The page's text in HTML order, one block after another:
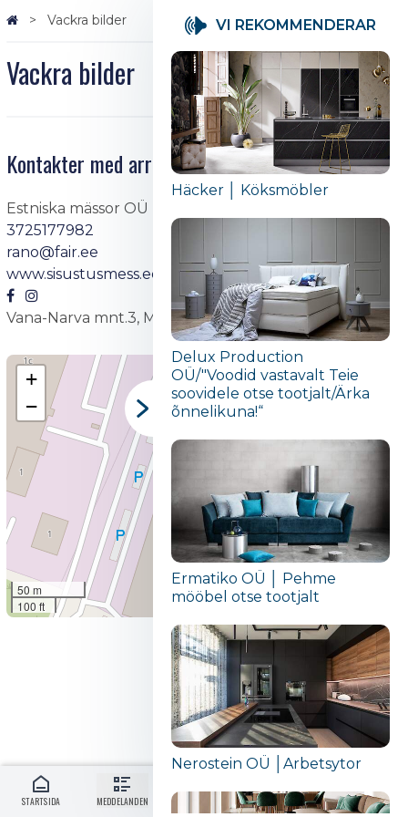
STARTSIDA MEDDELANDEN LOGGA IN SE
Vackra bilder
Vackra bilder
Kontakter med arrangören
Estniska mässor OÜ
3725177982
rano@fair.ee
www.sisustusmess.ee
Vana-Narva mnt.3, Maardu
+
−
50 m
100 ft
OpenStreetMap contributors
VI REKOMMENDERAR
Häcker │ Köksmöbler
Delux Production
OÜ/"Voodid vastavalt Teie
soovidele otse tootjalt/Ärka
õnnelikuna!“
Ermatiko OÜ │ Pehme
mööbel otse tootjalt
Nerostein OÜ │Arbetsytor